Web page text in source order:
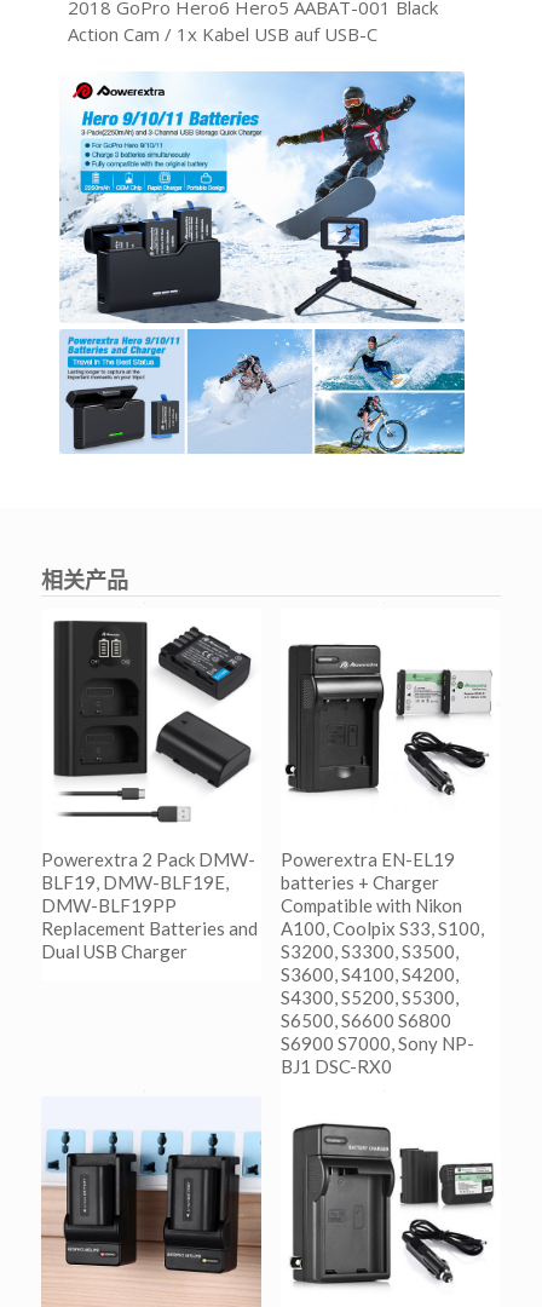
2018 GoPro Hero6 Hero5 AABAT-001 Black
Action Cam / 1x Kabel USB auf USB-C
相关产品
Powerextra 2 Pack DMW-
BLF19, DMW-BLF19E,
DMW-BLF19PP
Replacement Batteries and
Dual USB Charger
Powerextra EN-EL19
batteries + Charger
Compatible with Nikon
A100, Coolpix S33, S100,
S3200, S3300, S3500,
S3600, S4100, S4200,
S4300, S5200, S5300,
S6500, S6600 S6800
S6900 S7000, Sony NP-
BJ1 DSC-RX0
阅读更多
Show Details